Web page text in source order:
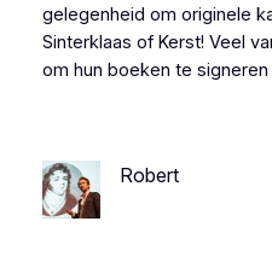
gelegenheid om originele
Sinterklaas of Kerst! Veel
om hun boeken te
Robert